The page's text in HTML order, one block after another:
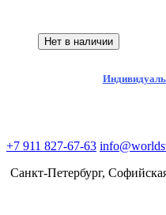
Нет в наличии
+7 911 827-67-63
Санкт-Петербург​,